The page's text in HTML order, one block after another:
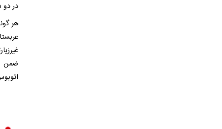
در دو
هر
ضمن